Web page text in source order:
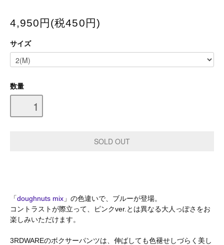
4,950円(税450円)
サイズ
数量
「doughnuts mix 」の色違いで、ブルーが登場。
コントラストが際立って、ピンクver.とは異なる大人っぽさをお
楽しみいただけます。
3RDWAREのボクサーパンツは、伸ばしても色褪せしづらく美し